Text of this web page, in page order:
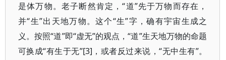
是体万物。老子断然肯定，“道”先于万物而存在，
并“生”出天地万物。这个“生”字，确有宇宙生成之
义。按照“道”即“虚无”的观点，“道”生天地万物的命题
可换成“有生于无”[3]，或者反过来说，“无中生有”。